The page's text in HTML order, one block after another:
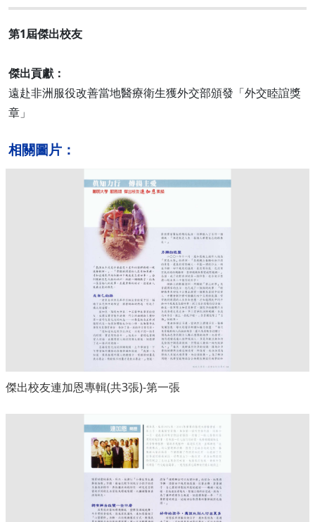
第1屆傑出校友
傑出貢獻：
遠赴非洲服役改善當地醫療衛生獲外交部頒發「外交睦誼獎
章」
相關圖片：
傑出校友連加恩專輯(共3張)-第一張